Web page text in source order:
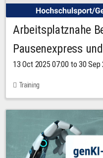
Arbeitsplatznahe
Pausenexpress
13 Oct 2025 07:00 to 30 Sep
Training